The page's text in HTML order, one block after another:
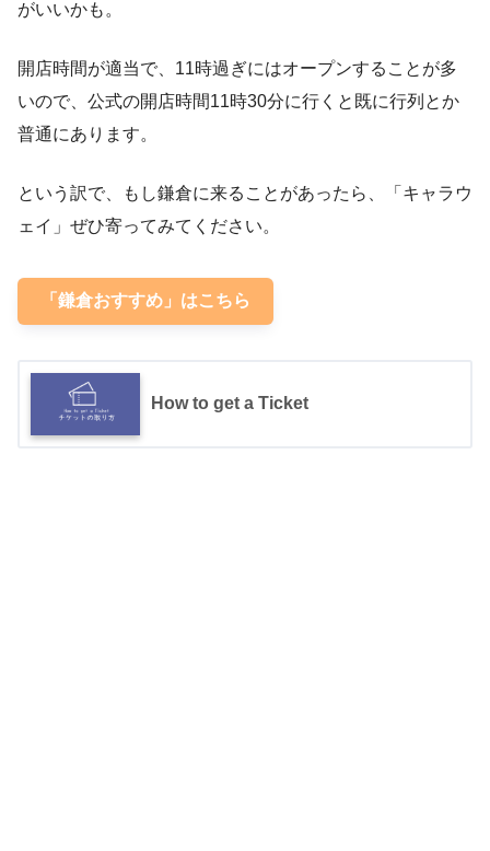
がいいかも。
開店時間が適当で、11時過ぎにはオープンすることが多
いので、公式の開店時間11時30分に行くと既に行列とか
普通にあります。
という訳で、もし鎌倉に来ることがあったら、「キャラウ
ェイ」ぜひ寄ってみてください。
「鎌倉おすすめ」はこちら
How to get a Ticket